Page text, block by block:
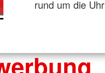
rund um die Uhr